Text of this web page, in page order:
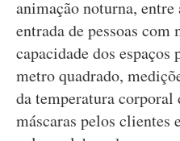
animação noturna,
entrada de pessoas
capacidade dos espaços
metro quadrado,
da temperatura corporal
máscaras pelos clientes